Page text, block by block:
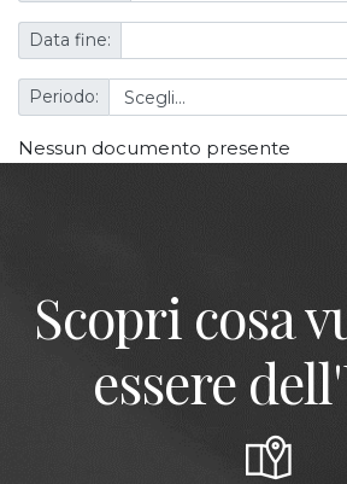
Data fine:
Periodo:
Nessun documento presente
Scopri cosa
essere